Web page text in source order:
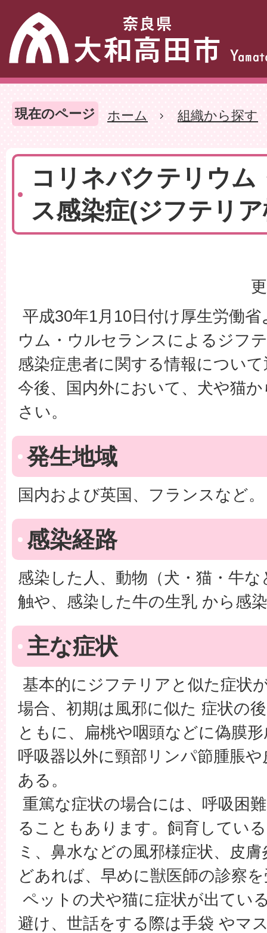
現在のページ ホーム 組織から探す
コリネバクテリウム
ス感染症(ジフテリ
平成30年1月10日付け厚生労働
ウム・ウルセランスによるジフ
感染症患者に関する情報につい
今後、国内外において、犬や猫
さい。
発生地域
国内および英国、フランスなど。
感染経路
感染した人、動物（犬・猫・牛
触や、感染した牛の生乳 から感
主な症状
基本的にジフテリアと似た症状
場合、初期は風邪に似た 症状の
ともに、扁桃や咽頭などに偽膜
呼吸器以外に頸部リンパ節腫脹
ある。
重篤な症状の場合には、呼吸困
ることもあります。飼育してい
ミ、鼻水などの風邪様症状、皮
どあれば、早めに獣医師の診察
ペットの犬や猫に症状が出てい
避け、世話をする際は手袋 やマ